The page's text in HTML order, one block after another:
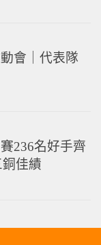
會｜代表隊
236名好手齊
佳績